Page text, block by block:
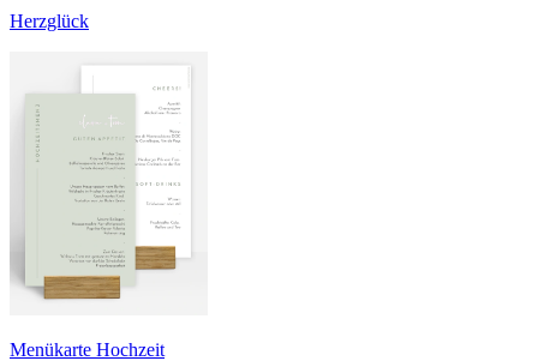
Herzglück
Menükarte Hochzeit